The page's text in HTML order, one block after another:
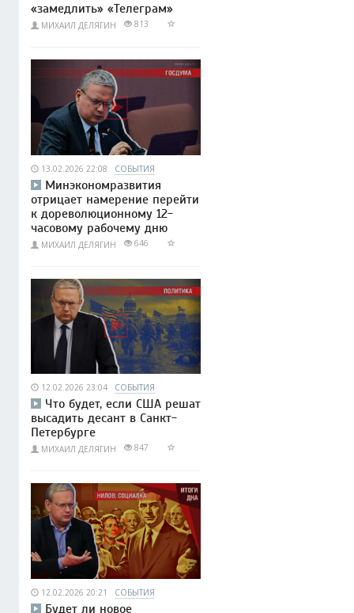
«замедлить» «Телеграм»
МИХАИЛ ДЕЛЯГИН 813
13.02.2026 22:08 СОБЫТИЯ
Минэкономразвития
отрицает намерение перейти
к дореволюционному 12-
часовому рабочему дню
МИХАИЛ ДЕЛЯГИН 646
12.02.2026 23:04 СОБЫТИЯ
Что будет, если США решат
высадить десант в Санкт-
Петербурге
МИХАИЛ ДЕЛЯГИН 847
12.02.2026 20:21 СОБЫТИЯ
Будет ли новое